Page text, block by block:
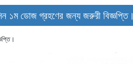
১ম ডোজ গ্রহণের জন্য জরুরী বিজ্ঞপ্তি।